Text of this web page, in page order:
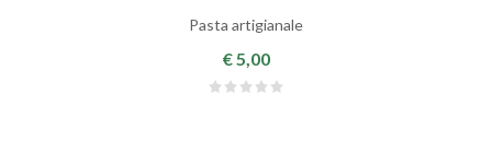
Pasta artigianale
€ 5,00